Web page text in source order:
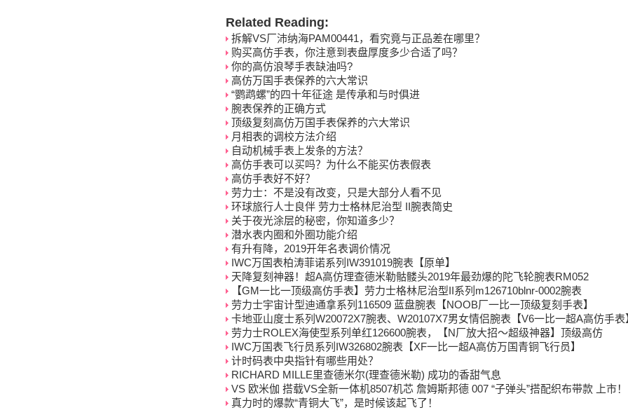
Related Reading:
拆解VS厂沛纳海PAM00441，看究竟与正品差在哪里？
购买高仿手表，你注意到表盘厚度多少合适了吗？
你的高仿浪琴手表缺油吗?
高仿万国手表保养的六大常识
“鹦鹉螺”的四十年征途 是传承和与时俱进
腕表保养的正确方式
顶级复刻高仿万国手表保养的六大常识
月相表的调校方法介绍
自动机械手表上发条的方法？
高仿手表可以买吗？为什么不能买仿表假表
高仿手表好不好？
劳力士：不是没有改变，只是大部分人看不见
环球旅行人士良伴 劳力士格林尼治型 II腕表简史
关于夜光涂层的秘密，你知道多少？
潜水表内圈和外圈功能介绍
有升有降，2019开年名表调价情况
IWC万国表柏涛菲诺系列IW391019腕表【原单】
天降复刻神器！超A高仿理查德米勒骷髅头2019年最劲爆的陀飞轮腕表RM052
【GM一比一顶级高仿手表】劳力士格林尼治型II系列m126710blnr-0002腕表
劳力士宇宙计型迪通拿系列116509 蓝盘腕表【NOOB厂一比一顶级复刻手表】
卡地亚山度士系列W20072X7腕表、W20107X7男女情侣腕表【V6一比一超A高仿手表
劳力士ROLEX海使型系列单红126600腕表，【N厂放大招～超级神器】顶级高仿
IWC万国表飞行员系列IW326802腕表【XF一比一超A高仿万国青铜飞行员】
计时码表中央指针有哪些用处？
RICHARD MILLE里查德米尔(理查德米勒) 成功的香甜气息
VS 欧米伽 搭载VS全新一体机8507机芯 詹姆斯邦德 007 “子弹头”搭配织布带款 上市！
真力时的爆款“青铜大飞”，是时候该起飞了！